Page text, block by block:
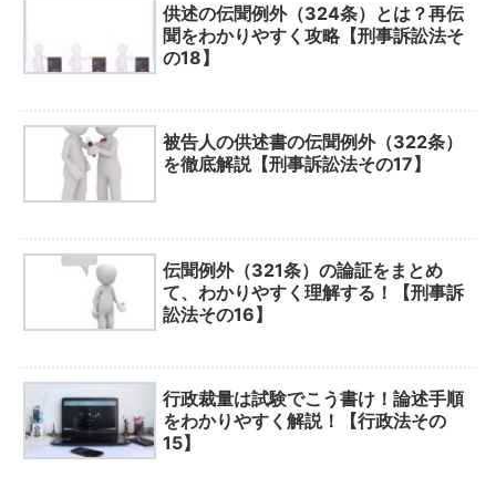
供述の伝聞例外（324条）とは？再伝
聞をわかりやすく攻略【刑事訴訟法そ
の18】
被告人の供述書の伝聞例外（322条）
を徹底解説【刑事訴訟法その17】
伝聞例外（321条）の論証をまとめ
て、わかりやすく理解する！【刑事訴
訟法その16】
行政裁量は試験でこう書け！論述手順
をわかりやすく解説！【行政法その
15】